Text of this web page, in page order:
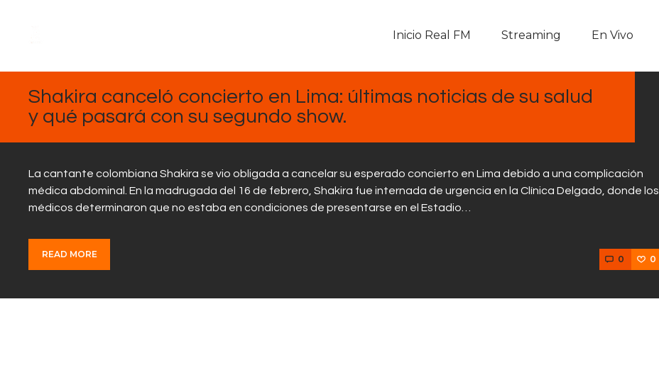
Inicio Real FM Streaming En Vivo
En Vivo
Descarga La APP
Programas
Noticias
Shakira canceló concierto en Lima: últimas noticias de su salud
y qué pasará con su segundo show.
La cantante colombiana Shakira se vio obligada a cancelar su esperado concierto en Lima debido a una complicación
médica abdominal. En la madrugada del 16 de febrero, Shakira fue internada de urgencia en la Clínica Delgado, donde los
médicos determinaron que no estaba en condiciones de presentarse en el Estadio…
READ MORE 0 0